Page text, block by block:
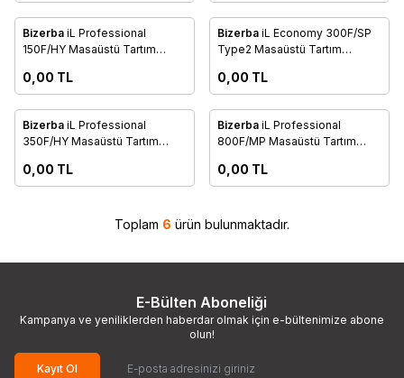
Favorilere Ekle
Bizerba iL Professional
150F/HY Masaüstü Tartım
0,00 TL
Favorilere Ekle
Danışınız
Bizerba iL Economy 300F/SP
Type2 Masaüstü Tartım
0,00 TL
Favorilere Ekle
Bizerba iL Professional
350F/HY Masaüstü Tartım
0,00 TL
Favorilere Ekle
Danışınız
Bizerba iL Professional
800F/MP Masaüstü Tartım
0,00 TL
Toplam 6 ürün bulunmaktadır.
E-Bülten Aboneliği
Kampanya ve yeniliklerden haberdar olmak için e-bültenimize abone
olun!
Kayıt Ol